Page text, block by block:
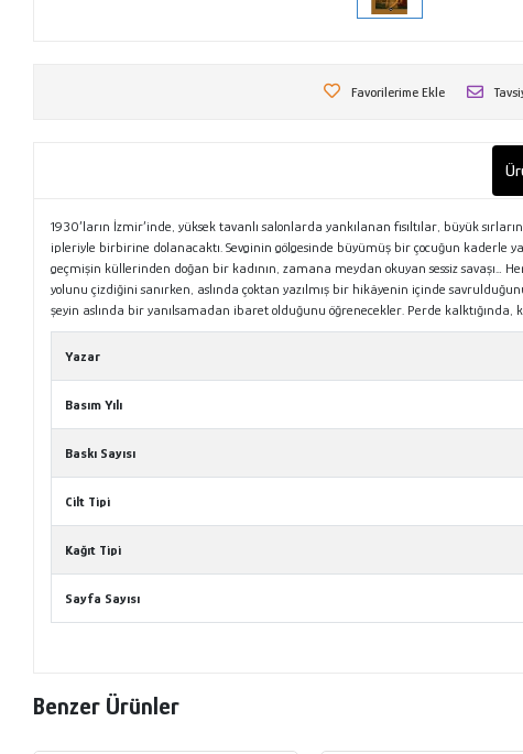
Favorilerime Ekle
1930’ların İzmir’inde, yüksek tavanlı salonlarda yankılanan fısıltılar, büyük
ipleriyle birbirine dolanacaktı. Sevginin gölgesinde büyümüş bir çocuğun kaderle
geçmişin küllerinden doğan bir kadının, zamana meydan okuyan sessiz savaşı…
yolunu çizdiğini sanırken, aslında çoktan yazılmış bir hikâyenin içinde
şeyin aslında bir yanılsamadan ibaret olduğunu öğrenecekler. Perde kalktığında,
Yazar
Basım Yılı
Baskı Sayısı
Cilt Tipi
Kağıt Tipi
Sayfa Sayısı
Benzer Ürünler